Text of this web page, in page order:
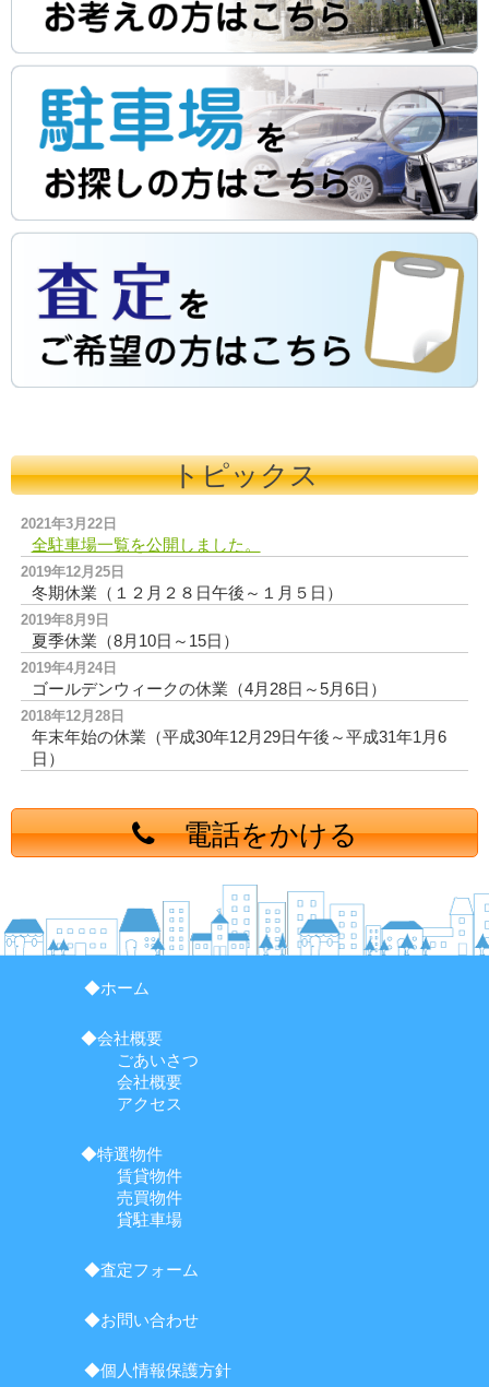
トピックス
2021年3月22日
全駐車場一覧を公開しました。
2019年12月25日
冬期休業（１２月２８日午後～１月５日）
2019年8月9日
夏季休業（8月10日～15日）
2019年4月24日
ゴールデンウィークの休業（4月28日～5月6日）
2018年12月28日
年末年始の休業（平成30年12月29日午後～平成31年1月6
日）
電話をかける
◆ホーム
◆会社概要
ごあいさつ
会社概要
アクセス
◆特選物件
賃貸物件
売買物件
貸駐車場
◆査定フォーム
◆お問い合わせ
◆個人情報保護方針